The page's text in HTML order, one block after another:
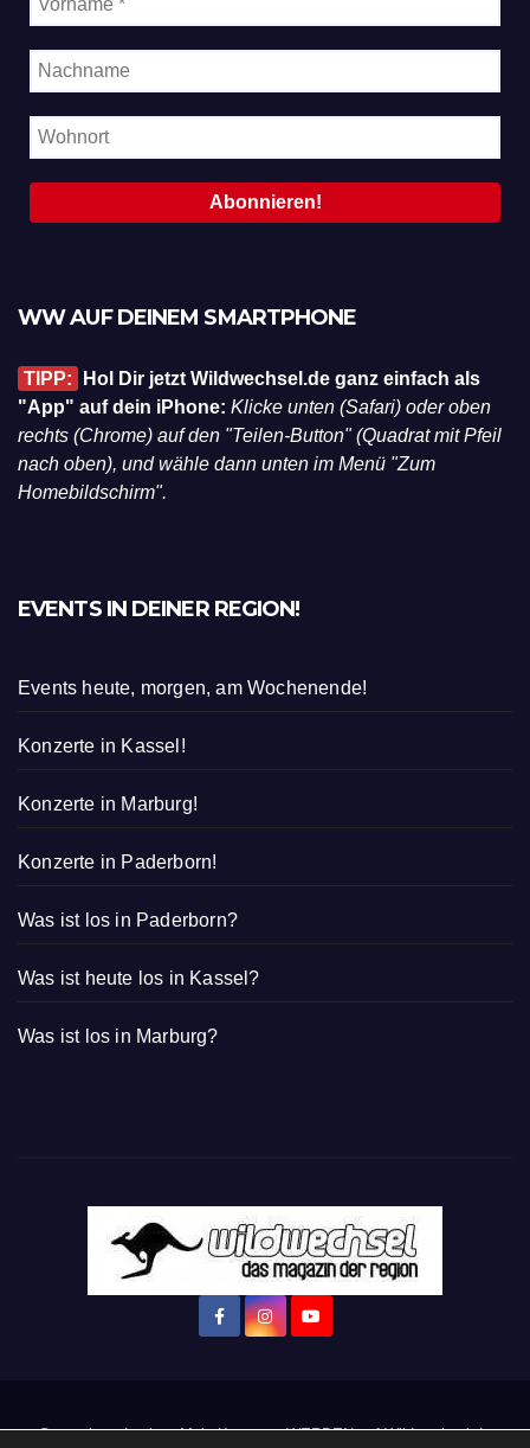
WW AUF DEINEM SMARTPHONE
TIPP:
Hol Dir jetzt Wildwechsel.de ganz einfach als
"App" auf dein iPhone: Klicke unten (Safari) oder oben
rechts (Chrome) auf den "Teilen-Button" (Quadrat mit Pfeil
nach oben), und wähle dann unten im Menü "Zum
Homebildschirm".
EVENTS IN DEINER REGION!
Events heute, morgen, am Wochenende!
Konzerte in Kassel!
Konzerte in Marburg!
Konzerte in Paderborn!
Was ist los in Paderborn?
Was ist heute los in Kassel?
Was ist los in Marburg?
Startseite Login Mein Konto · WERBEN auf Wildwechsel.de